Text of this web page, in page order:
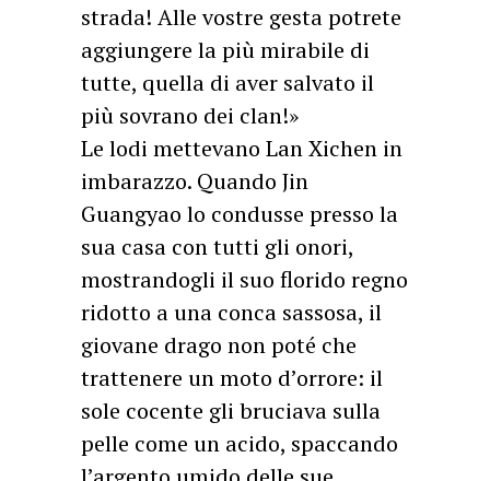
strada! Alle vostre gesta potrete
aggiungere la più mirabile di
tutte, quella di aver salvato il
più sovrano dei clan!»
Le lodi mettevano Lan Xichen in
imbarazzo. Quando Jin
Guangyao lo condusse presso la
sua casa con tutti gli onori,
mostrandogli il suo florido regno
ridotto a una conca sassosa, il
giovane drago non poté che
trattenere un moto d’orrore: il
sole cocente gli bruciava sulla
pelle come un acido, spaccando